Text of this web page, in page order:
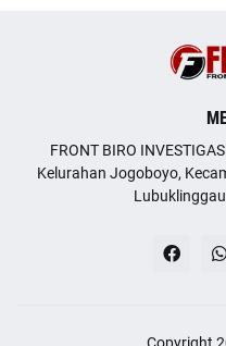
FRONT BIRO
Kelurahan Jogoboyo,
Copyright